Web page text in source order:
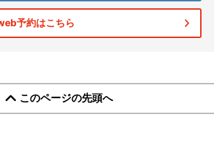
予約はこちら
このページの先頭へ